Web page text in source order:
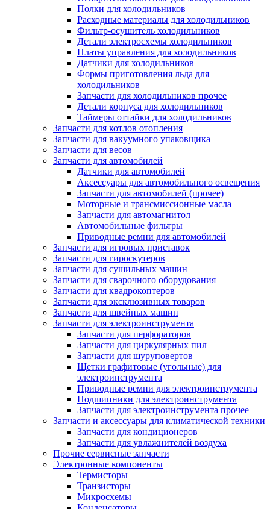
Полки для холодильников
Расходные материалы для холодильников
Фильтр-осушитель холодильников
Детали электросхемы холодильников
Платы управления для холодильников
Датчики для холодильников
Формы приготовления льда для
холодильников
Запчасти для холодильников прочее
Детали корпуса для холодильников
Таймеры оттайки для холодильников
Запчасти для котлов отопления
Запчасти для вакуумного упаковщика
Запчасти для весов
Запчасти для автомобилей
Датчики для автомобилей
Аксессуары для автомобильного освещения
Запчасти для автомобилей (прочее)
Моторные и трансмиссионные масла
Запчасти для автомагнитол
Автомобильные фильтры
Приводные ремни для автомобилей
Запчасти для игровых приставок
Запчасти для гироскутеров
Запчасти для сушильных машин
Запчасти для сварочного оборудования
Запчасти для квадрокоптеров
Запчасти для эксклюзивных товаров
Запчасти для швейных машин
Запчасти для электроинструмента
Запчасти для перфораторов
Запчасти для циркулярных пил
Запчасти для шуруповертов
Щетки графитовые (угольные) для
электроинструмента
Приводные ремни для электроинструмента
Подшипники для электроинструмента
Запчасти для электроинструмента прочее
Запчасти и аксессуары для климатической техники
Запчасти для кондиционеров
Запчасти для увлажнителей воздуха
Прочие сервисные запчасти
Электронные компоненты
Термисторы
Транзисторы
Микросхемы